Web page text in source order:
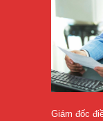
Giám đốc